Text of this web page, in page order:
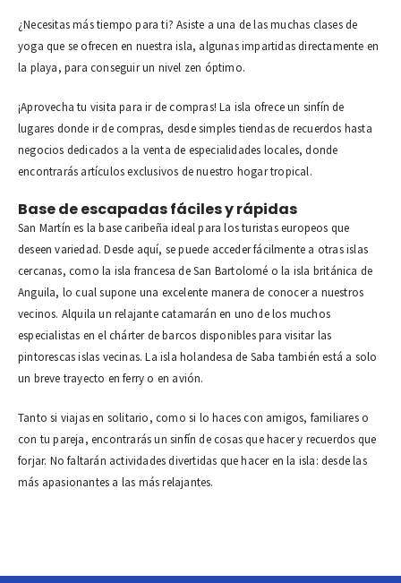
¿Necesitas más tiempo para ti? Asiste a una de las muchas clases de
yoga que se ofrecen en nuestra isla, algunas impartidas directamente en
la playa, para conseguir un nivel zen óptimo.
¡Aprovecha tu visita para ir de compras! La isla ofrece un sinfín de
lugares donde ir de compras, desde simples tiendas de recuerdos hasta
negocios dedicados a la venta de especialidades locales, donde
encontrarás artículos exclusivos de nuestro hogar tropical.
Base de escapadas fáciles y rápidas
San Martín es la base caribeña ideal para los turistas europeos que
deseen variedad. Desde aquí, se puede acceder fácilmente a otras islas
cercanas, como la isla francesa de San Bartolomé o la isla británica de
Anguila, lo cual supone una excelente manera de conocer a nuestros
vecinos. Alquila un relajante catamarán en uno de los muchos
especialistas en el chárter de barcos disponibles para visitar las
pintorescas islas vecinas. La isla holandesa de Saba también está a solo
un breve trayecto en ferry o en avión.
Tanto si viajas en solitario, como si lo haces con amigos, familiares o
con tu pareja, encontrarás un sinfín de cosas que hacer y recuerdos que
forjar. No faltarán actividades divertidas que hacer en la isla: desde las
más apasionantes a las más relajantes.